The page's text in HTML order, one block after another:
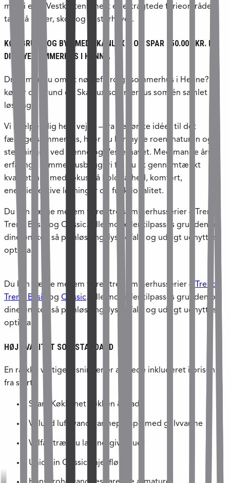
midt i et af Vestkystens mest eftertragtede ferieområder
tæt på klitter, skov og Vesterhavet.
KØB GRUND OG BYG MED SKANLUX – OG SPAR 150.000 KR. PÅ
DIT NYE SOMMERHUS I HENNE.
Drømmer du om et nøglefærdigt sommerhus i Henne? Så
køber du grund og Skanlux-sommerhus som én samlet
løsning.
Vi hjælper dig hele vejen – fra de første idéer til det
færdige sommerhus, hvor du kan nyde roen, naturen og
stemningen ved Henne og Vesterhavet. Med mange års
erfaring i sommerhusbyggeri får du et gennemtænkt
kvalitetshus med fokus på holdbarhed, komfort,
energieffektive løsninger og funktionalitet.
Du kan vælge mellem vores tre sommerhusserier – Trend,
Trend Basic og Classic. Alle modeller tilpasses grunden og
dine ønsker, så planløsning, lysindfald og udsigt udnyttes
optimalt.
Du kan vælge mellem vores tre sommerhusserier – Trend
Trend Basic
og Classic. Alle modeller tilpasses grunden og
dine ønsker, så planløsning, lysindfald og udsigt udnyttes
optimalt.
HØJ KVALITET SOM STANDARD
En række vigtige løsninger er allerede inkluderet i prisen
fra start:
SvaneKøkkenet køkken & bad
Vølund luft/vand-varmepumpe med gulvvarme
Velfac træ/alu lavenergivinduer
Unidrain Classic linjeafløb